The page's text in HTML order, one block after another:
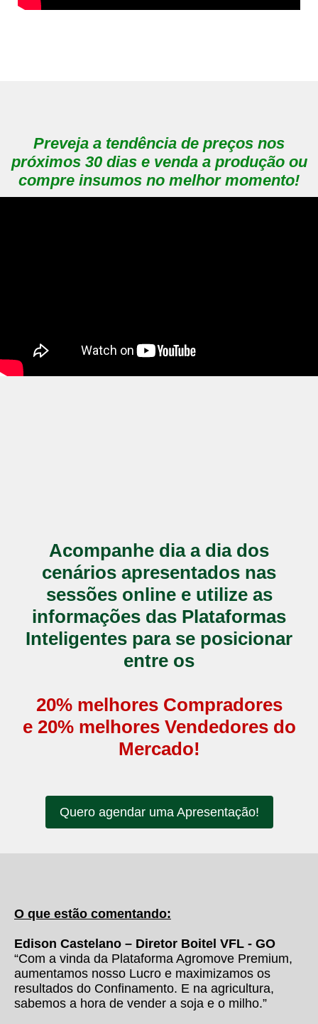
Preveja a tendência de preços nos
próximos 30 dias e venda a produção ou
compre insumos no melhor momento!
Acompanhe dia a dia dos
cenários apresentados nas
sessões online e utilize as
informações das Plataformas
Inteligentes para se posicionar
entre os
20% melhores Compradores
e 20% melhores Vendedores do
Mercado!
Quero agendar uma Apresentação!
O que estão comentando:
Edison Castelano – Diretor Boitel VFL - GO
“Com a vinda da Plataforma Agromove Premium,
aumentamos nosso Lucro e maximizamos os
resultados do Confinamento. E na agricultura,
sabemos a hora de vender a soja e o milho.”